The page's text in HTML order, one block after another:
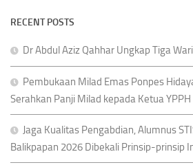
RECENT POSTS
Dr Abdul Aziz Qahhar Ungkap Tiga
Pembukaan Milad Emas Ponpes
Serahkan Panji Milad kepada Ketua
Jaga Kualitas Pengabdian, Alumnus
Balikpapan 2026 Dibekali Prinsip-prinsip